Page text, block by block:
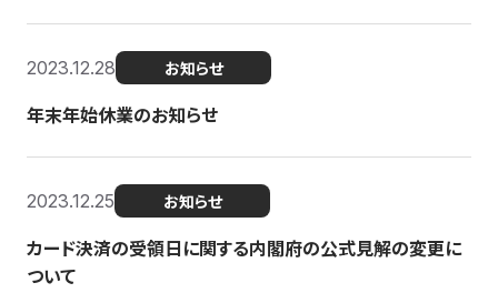
2023.12.28 お知らせ
年末年始休業のお知らせ
2023.12.25 お知らせ
カード決済の受領日に関する内閣府の公式見解の変更に
ついて